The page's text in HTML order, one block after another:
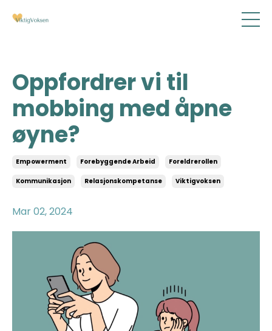
Oppfordrer vi til
mobbing med åpne
øyne?
Empowerment Forebyggende Arbeid Foreldrerollen
Kommunikasjon Relasjonskompetanse Viktigvoksen
Mar 02, 2024